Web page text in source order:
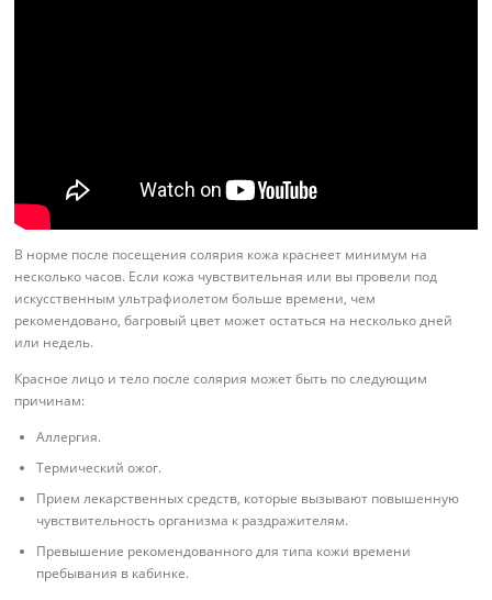
В норме после посещения солярия кожа краснеет минимум на
несколько часов. Если кожа чувствительная или вы провели под
искусственным ультрафиолетом больше времени, чем
рекомендовано, багровый цвет может остаться на несколько дней
или недель.
Красное лицо и тело после солярия может быть по следующим
причинам:
Аллергия.
Термический ожог.
Прием лекарственных средств, которые вызывают повышенную
чувствительность организма к раздражителям.
Превышение рекомендованного для типа кожи времени
пребывания в кабинке.